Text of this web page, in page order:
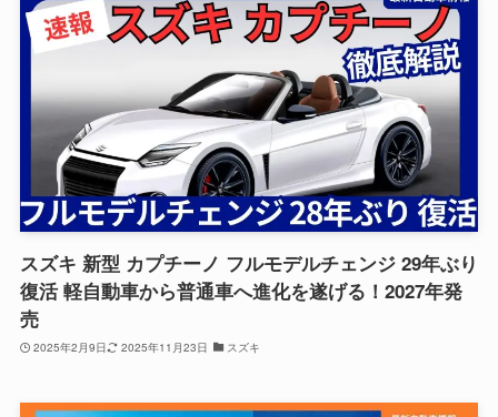
スズキ 新型 カプチーノ フルモデルチェンジ 29年ぶり
復活 軽自動車から普通車へ進化を遂げる！2027年発
売
2025年2月9日 2025年11月23日 スズキ